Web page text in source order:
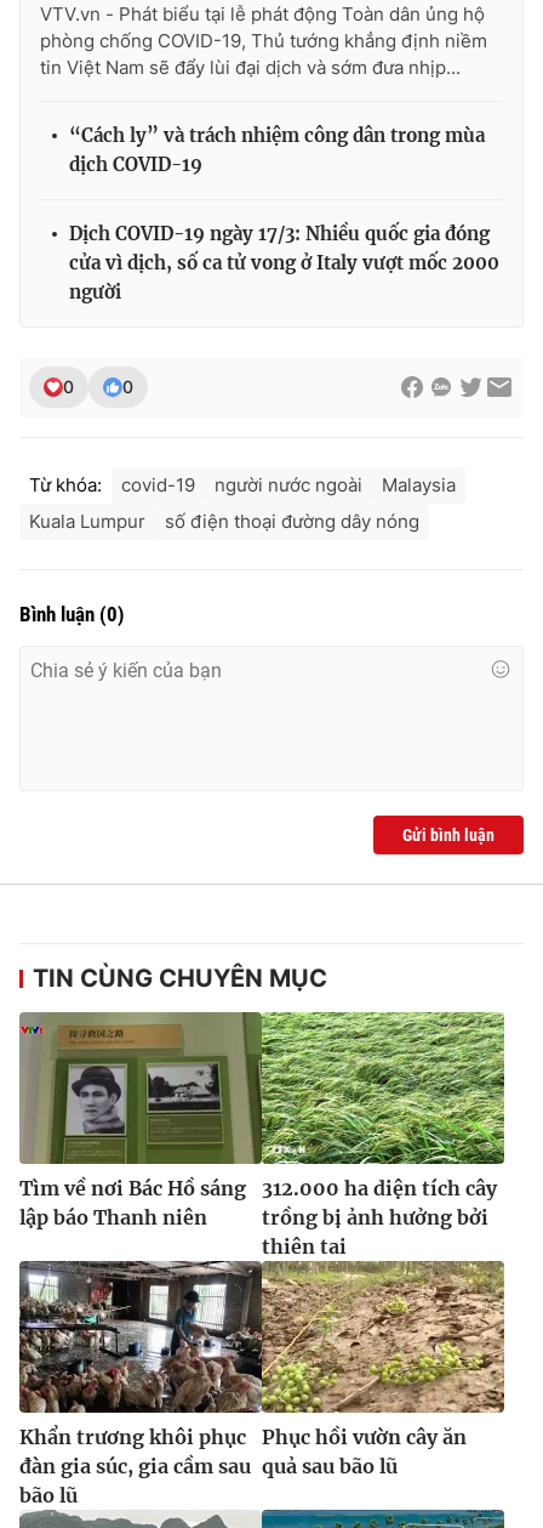
Ðiện thoại Thời báo VTV:024.66 897 897
Email:toasoan@vtv.vn
Liên hệ quảng cáo: 024-7300.7108
VTV.vn - Phát biểu tại lễ phát động Toàn dân ủng hộ
phòng chống COVID-19, Thủ tướng khẳng định niềm
tin Việt Nam sẽ đẩy lùi đại dịch và sớm đưa nhịp...
“Cách ly” và trách nhiệm công dân trong mùa
dịch COVID-19
Dịch COVID-19 ngày 17/3: Nhiều quốc gia đóng
cửa vì dịch, số ca tử vong ở Italy vượt mốc 2000
người
0 0
Từ khóa: covid-19 người nước ngoài
Malaysia
Kuala Lumpur
số điện thoại đường dây nóng
Bình luận (0)
Gửi bình luận
TIN CÙNG CHUYÊN MỤC
Tìm về nơi Bác Hồ sáng
lập báo Thanh niên
312.000 ha diện tích cây
trồng bị ảnh hưởng bởi
thiên tai
Khẩn trương khôi phục
đàn gia súc, gia cầm sau
bão lũ
Phục hồi vườn cây ăn
quả sau bão lũ